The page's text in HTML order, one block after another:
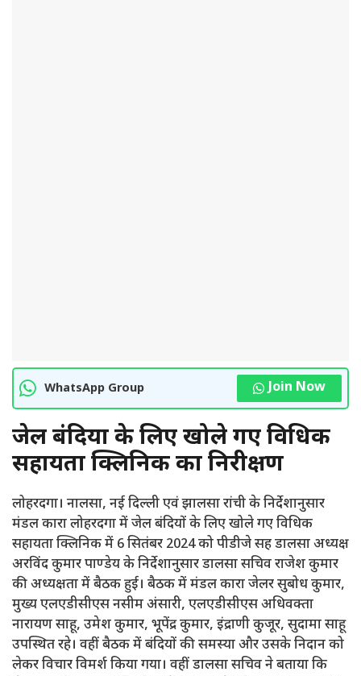
WhatsApp Group Join Now
जेल बंदियों के लिए खोले गए विधिक
सहायता क्लिनिक का निरीक्षण
लोहरदगा। नालसा, नई दिल्ली एवं झालसा रांची के निर्देशानुसार
मंडल कारा लोहरदगा में जेल बंदियों के लिए खोले गए विधिक
सहायता क्लिनिक में 6 सितंबर 2024 को पीडीजे सह डालसा अध्यक्ष
अरविंद कुमार पाण्डेय के निर्देशानुसार डालसा सचिव राजेश कुमार
की अध्यक्षता में बैठक हुई। बैठक में मंडल कारा जेलर सुबोध कुमार,
मुख्य एलएडीसीएस नसीम अंसारी, एलएडीसीएस अधिवक्ता
नारायण साहू, उमेश कुमार, भूपेंद्र कुमार, इंद्राणी कुजूर, सुदामा साहू
उपस्थित रहे। वहीं बैठक में बंदियों की समस्या और उसके निदान को
लेकर विचार विमर्श किया गया। वहीं डालसा सचिव ने बताया कि